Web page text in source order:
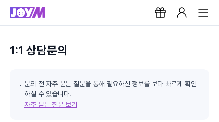
1:1 상담문의
문의 전 자주 묻는 질문을 통해 필요하신 정보를 보다 빠르게 확인
하실 수 있습니다.
자주 묻는 질문 보기